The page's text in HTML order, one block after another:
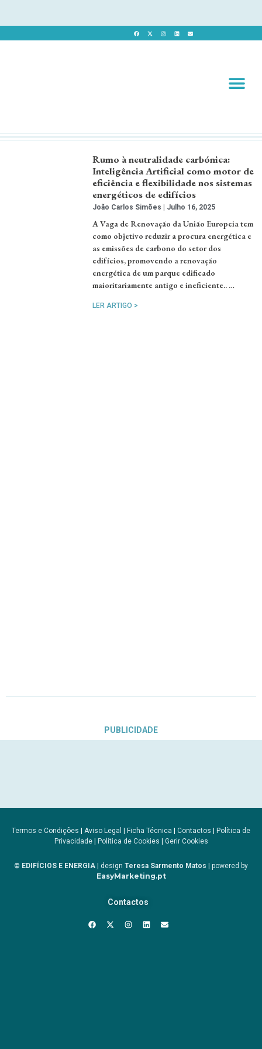
Rumo à neutralidade carbónica:
Inteligência Artificial como motor de
eficiência e flexibilidade nos sistemas
energéticos de edifícios
João Carlos Simões Julho 16, 2025
A Vaga de Renovação da União Europeia tem
como objetivo reduzir a procura energética e
as emissões de carbono do setor dos
edifícios, promovendo a renovação
energética de um parque edificado
maioritariamente antigo e ineficiente.. …
LER ARTIGO >
PUBLICIDADE
Termos e Condições | Aviso Legal | Ficha Técnica | Contactos | Política de
Privacidade| Política de Cookies | Gerir Cookies
© EDIFÍCIOS E ENERGIA | design Teresa Sarmento Matos | powered by
EasyMarketing.pt
Contactos